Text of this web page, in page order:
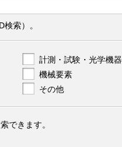
索）。
計測・試験・光学機器
機械要素
その他
できます。